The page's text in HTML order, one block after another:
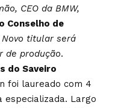
CEO da BMW,
Conselho de
Novo titular será
de produção.
do Saveiro
foi laureado com 4
especializada. Largo